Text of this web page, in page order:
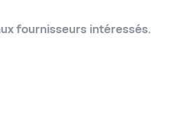
fournisseurs intéressés.